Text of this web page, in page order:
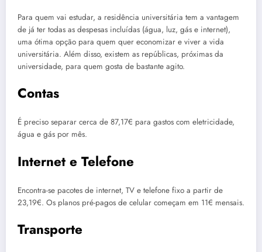
Para quem vai estudar, a residência universitária tem a vantagem
de já ter todas as despesas incluídas (água, luz, gás e internet),
uma ótima opção para quem quer economizar e viver a vida
universitária. Além disso, existem as repúblicas, próximas da
universidade, para quem gosta de bastante agito.
Contas
É preciso separar cerca de 87,17€ para gastos com eletricidade,
água e gás por mês.
Internet e Telefone
Encontra-se pacotes de internet, TV e telefone fixo a partir de
23,19€. Os planos pré-pagos de celular começam em 11€ mensais.
Transporte